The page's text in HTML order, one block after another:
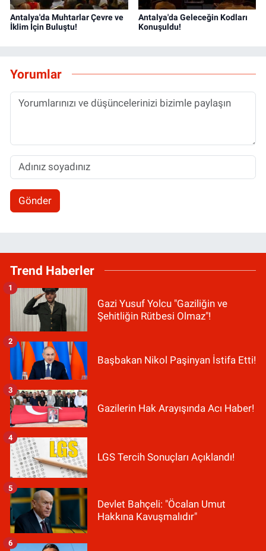
Antalya'da Muhtarlar Çevre ve
İklim İçin Buluştu!
Antalya'da Geleceğin Kodları
Konuşuldu!
Yorumlar
Gönder
Trend Haberler
Gazi Yusuf Yolcu "Gaziliğin ve
Şehitliğin Rütbesi Olmaz"!
1
Başbakan Nikol Paşinyan İstifa Etti!
2
Gazilerin Hak Arayışında Acı Haber!
3
LGS Tercih Sonuçları Açıklandı!
4
Devlet Bahçeli: "Öcalan Umut
Hakkına Kavuşmalıdır"
5
6